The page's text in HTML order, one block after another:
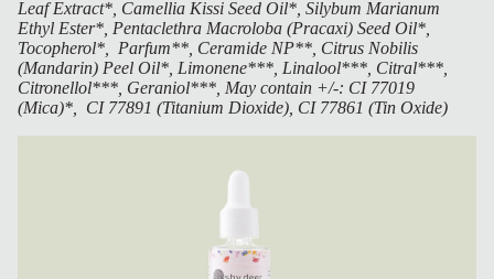
Leaf Extract*, Camellia Kissi Seed Oil*, Silybum Marianum
Ethyl Ester*, Pentaclethra Macroloba (Pracaxi) Seed Oil*,
Tocopherol*, Parfum**, Ceramide NP**, Citrus Nobilis
(Mandarin) Peel Oil*, Limonene***, Linalool***, Citral***,
Citronellol***, Geraniol***, May contain +/-: CI 77019
(Mica)*, CI 77891 (Titanium Dioxide), CI 77861 (Tin Oxide)